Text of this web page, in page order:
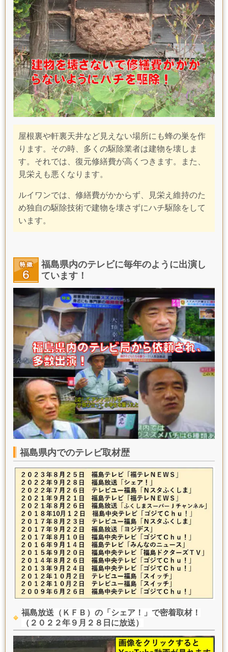
屋根裏や軒裏天井など見えない場所にも蜂の巣を作
ります。その時、多くの駆除業者は建物を壊しま
す。それでは、復元修繕費が高くつきます。また、
見栄えも悪くなります。
ルイワンでは、修繕費がかからず、見栄え維持のた
め独自の駆除技術で建物を壊さずにハチ駆除をして
います。
福島県内のテレビに毎年のように出演し
ています！
福島県内でのテレビ取材歴
福島放送（ＫＦＢ）の「シェア！」で密着取材！
（２０２２年９月２８日に放送）